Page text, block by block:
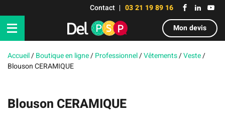
Contact
03 21 19 89 16
Mon devis
Accueil/Boutique en ligne/Professionnel/Vêtements/Veste/
Blouson CERAMIQUE
Blouson CERAMIQUE